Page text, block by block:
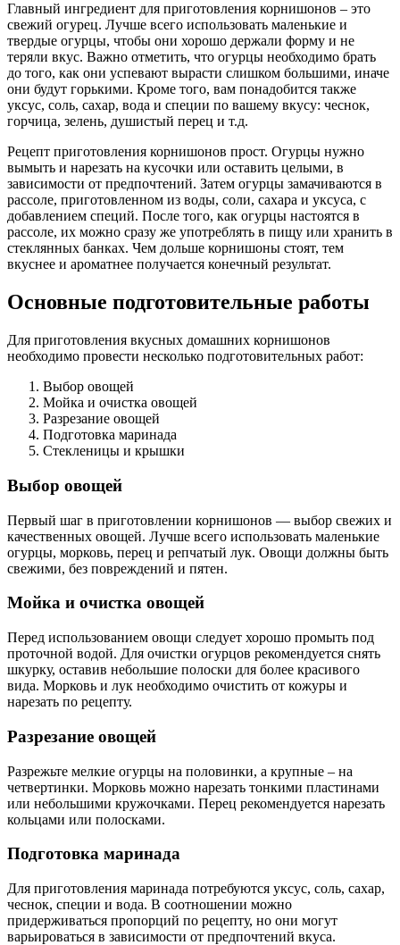
Главный ингредиент для приготовления корнишонов – это
свежий огурец. Лучше всего использовать маленькие и
твердые огурцы, чтобы они хорошо держали форму и не
теряли вкус. Важно отметить, что огурцы необходимо брать
до того, как они успевают вырасти слишком большими, иначе
они будут горькими. Кроме того, вам понадобится также
уксус, соль, сахар, вода и специи по вашему вкусу: чеснок,
горчица, зелень, душистый перец и т.д.
Рецепт приготовления корнишонов прост. Огурцы нужно
вымыть и нарезать на кусочки или оставить целыми, в
зависимости от предпочтений. Затем огурцы замачиваются в
рассоле, приготовленном из воды, соли, сахара и уксуса, с
добавлением специй. После того, как огурцы настоятся в
рассоле, их можно сразу же употреблять в пищу или хранить в
стеклянных банках. Чем дольше корнишоны стоят, тем
вкуснее и ароматнее получается конечный результат.
Основные подготовительные работы
Для приготовления вкусных домашних корнишонов
необходимо провести несколько подготовительных работ:
Выбор овощей
Мойка и очистка овощей
Разрезание овощей
Подготовка маринада
Стекленицы и крышки
Выбор овощей
Первый шаг в приготовлении корнишонов — выбор свежих и
качественных овощей. Лучше всего использовать маленькие
огурцы, морковь, перец и репчатый лук. Овощи должны быть
свежими, без повреждений и пятен.
Мойка и очистка овощей
Перед использованием овощи следует хорошо промыть под
проточной водой. Для очистки огурцов рекомендуется снять
шкурку, оставив небольшие полоски для более красивого
вида. Морковь и лук необходимо очистить от кожуры и
нарезать по рецепту.
Разрезание овощей
Разрежьте мелкие огурцы на половинки, а крупные – на
четвертинки. Морковь можно нарезать тонкими пластинами
или небольшими кружочками. Перец рекомендуется нарезать
кольцами или полосками.
Подготовка маринада
Для приготовления маринада потребуются уксус, соль, сахар,
чеснок, специи и вода. В соотношении можно
придерживаться пропорций по рецепту, но они могут
варьироваться в зависимости от предпочтений вкуса.